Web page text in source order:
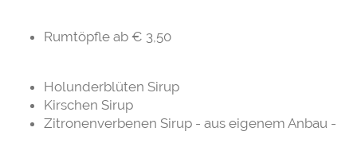
Rumtöpfle ab € 3,50
Holunderblüten Sirup
Kirschen Sirup
Zitronenverbenen Sirup - aus eigenem Anbau -